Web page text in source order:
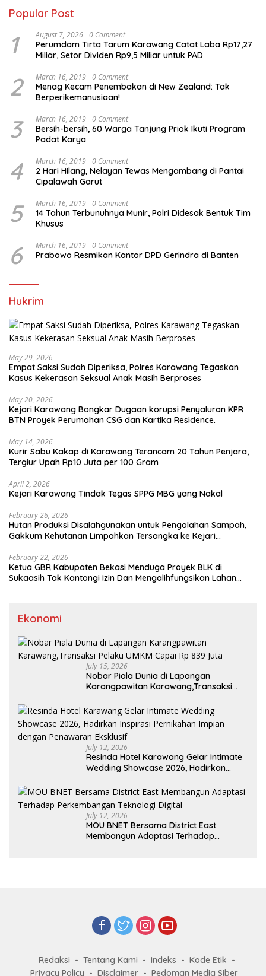
Popular Post
1 August 7, 2026 0 Comment
Perumdam Tirta Tarum Karawang Catat Laba Rp17,27
Miliar, Setor Dividen Rp9,5 Miliar untuk PAD
2 March 16, 2019 0 Comment
Menag Kecam Penembakan di New Zealand: Tak
Berperikemanusiaan!
3 March 16, 2019 0 Comment
Bersih-bersih, 60 Warga Tanjung Priok Ikuti Program
Padat Karya
4 March 16, 2019 0 Comment
2 Hari Hilang, Nelayan Tewas Mengambang di Pantai
Cipalawah Garut
5 March 16, 2019 0 Comment
14 Tahun Terbunuhnya Munir, Polri Didesak Bentuk Tim
Khusus
6 March 16, 2019 0 Comment
Prabowo Resmikan Kantor DPD Gerindra di Banten
Hukrim
May 29, 2026
Empat Saksi Sudah Diperiksa, Polres Karawang Tegaskan
Kasus Kekerasan Seksual Anak Masih Berproses
May 20, 2026
Kejari Karawang Bongkar Dugaan korupsi Penyaluran KPR
BTN Proyek Perumahan CSG dan Kartika Residence.
May 14, 2026
Kurir Sabu Kakap di Karawang Terancam 20 Tahun Penjara,
Tergiur Upah Rp10 Juta per 100 Gram
April 2, 2026
Kejari Karawang Tindak Tegas SPPG MBG yang Nakal
February 26, 2026
Hutan Produksi Disalahgunakan untuk Pengolahan Sampah,
Gakkum Kehutanan Limpahkan Tersangka ke Kejari
February 22, 2026
Ketua GBR Kabupaten Bekasi Menduga Proyek BLK di
Sukaasih Tak Kantongi Izin Dan Mengalihfungsikan Lahan
Ekonomi
July 15, 2026
Nobar Piala Dunia di Lapangan
Karangpawitan Karawang,Transaksi
July 12, 2026
Resinda Hotel Karawang Gelar Intimate
Wedding Showcase 2026, Hadirkan
Penawaran Eksklusif
July 12, 2026
MOU BNET Bersama District East
Membangun Adaptasi Terhadap
Redaksi Tentang Kami Indeks
Kode Etik
Privacy Policy
Disclaimer Pedoman Media Siber